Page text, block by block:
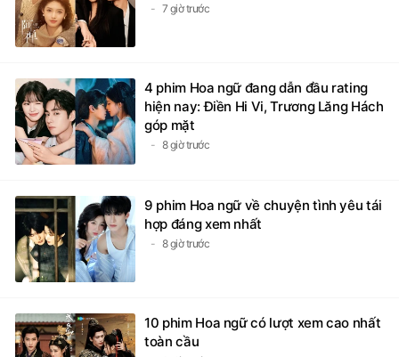
7 giờ trước
4 phim Hoa ngữ đang dẫn đầu rating
hiện nay: Điền Hi Vi, Trương Lăng Hách
góp mặt
8 giờ trước
9 phim Hoa ngữ về chuyện tình yêu tái
hợp đáng xem nhất
8 giờ trước
10 phim Hoa ngữ có lượt xem cao nhất
toàn cầu